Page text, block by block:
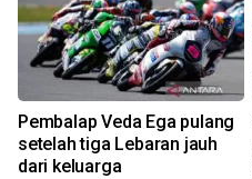
Pembalap Veda Ega pulang
setelah tiga Lebaran jauh
dari keluarga